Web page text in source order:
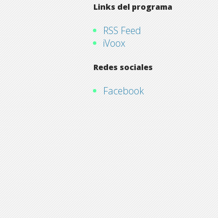
Links del programa
RSS Feed
iVoox
Redes sociales
Facebook